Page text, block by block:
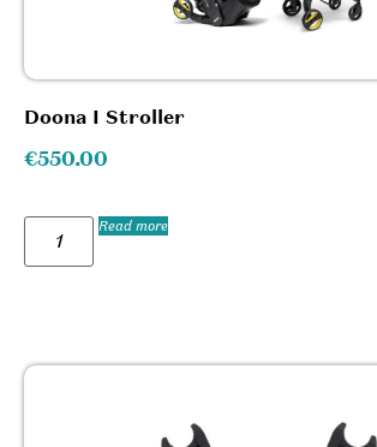
Doona I Stroller
€550.00
Read more